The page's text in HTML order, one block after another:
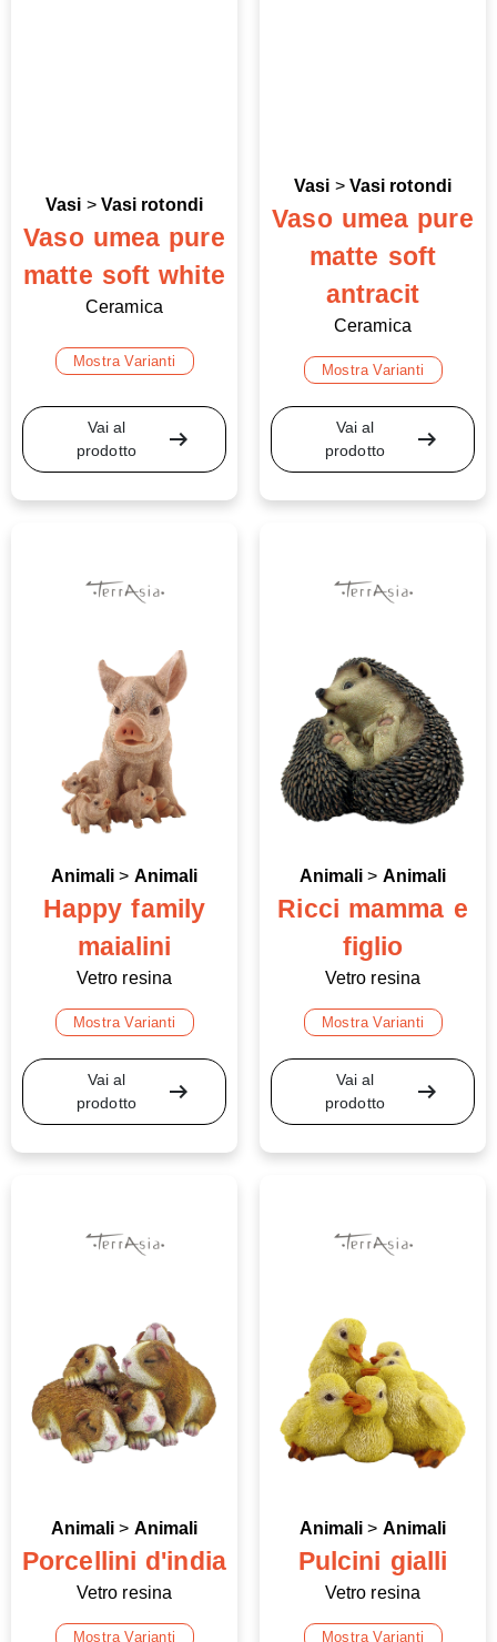
Vasi > Vasi rotondi
Vaso umea pure
matte soft white
Ceramica
Mostra Varianti
Vai al
prodotto
arrow_right_alt
Vasi > Vasi rotondi
Vaso umea pure
matte soft
antracit
Ceramica
Mostra Varianti
Vai al
prodotto
arrow_right_alt
Animali > Animali
Happy family
maialini
Vetro resina
Mostra Varianti
Vai al
prodotto
arrow_right_alt
Animali > Animali
Ricci mamma e
figlio
Vetro resina
Mostra Varianti
Vai al
prodotto
arrow_right_alt
Animali > Animali
Porcellini d'india
Vetro resina
Mostra Varianti
Animali > Animali
Pulcini gialli
Vetro resina
Mostra Varianti